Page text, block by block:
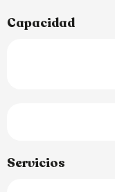
Capacidad
Servicios